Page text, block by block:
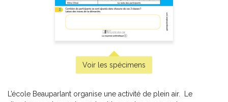
6,99 $-PDF
Voir les spécimens
L’école Beauparlant organise une activité de plein air. Le